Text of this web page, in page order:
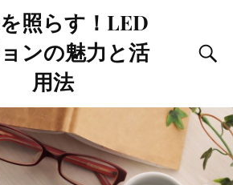
照らす！LED
ンの魅力と活
用法